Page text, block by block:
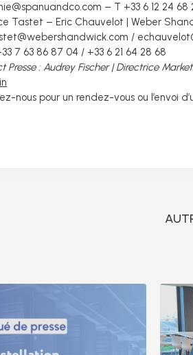
– T +33 6 12 24 68
Tastet – Eric Chauvelot | Weber
/
7 63 86 87 04 / +33 6 21 64 28 68
Presse : Audrey Fischer | Directrice
nous pour un rendez-vous ou l’envoi